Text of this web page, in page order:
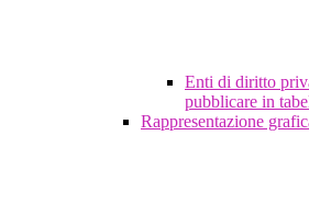
Enti di diritto
pubblicare in
Rappresentazione